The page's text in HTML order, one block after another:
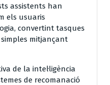
assistents han
els usuaris
convertint tasques
mitjançant
de la intel·ligència
de recomanació